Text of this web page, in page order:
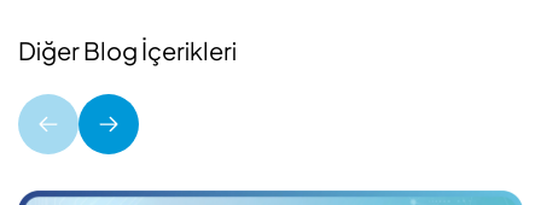
Diğer Blog İçerikleri